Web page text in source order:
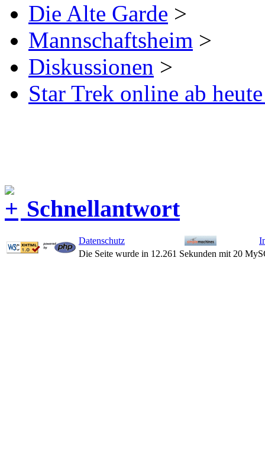
Die Alte Garde >
Mannschaftsheim >
Diskussionen >
Star Trek online ab
Schnellantwort
Datenschutz
Die Seite wurde in 12.261 Sekunden mit 20